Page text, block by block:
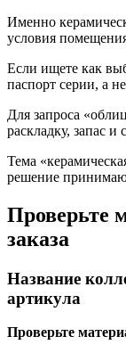
Именно
условия
Если ищете как
паспорт серии, а
Для запроса
раскладку, запас
Тема
решение
Проверьте
заказа
Название
артикула
Проверьте